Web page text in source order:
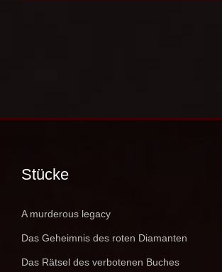
Stücke
A murderous legacy
Das Geheimnis des roten Diamanten
Das Rätsel des verbotenen Buches